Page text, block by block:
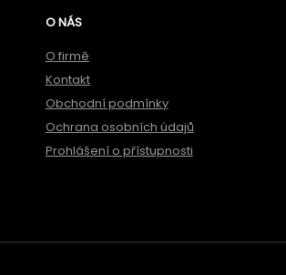
O NÁS
O firmě
Kontakt
Obchodní podmínky
Ochrana osobních údajů
Prohlášení o přístupnosti